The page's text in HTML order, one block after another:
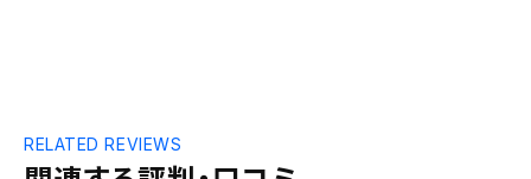
RELATED REVIEWS